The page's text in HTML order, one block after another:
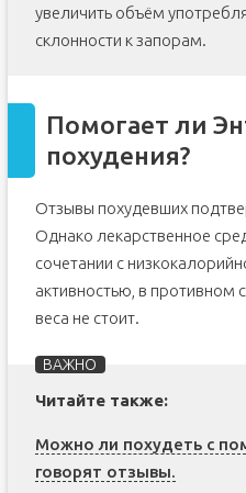
увеличить объём
склонности к запорам.
Помогает ли
похудения?
Отзывы похудевших
Однако лекарственное
сочетании с
активностью, в противном
веса не стоит.
Читайте также:
Можно ли похудеть с
говорят отзывы.